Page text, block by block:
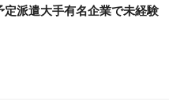
派遣大手有名企業で未経験